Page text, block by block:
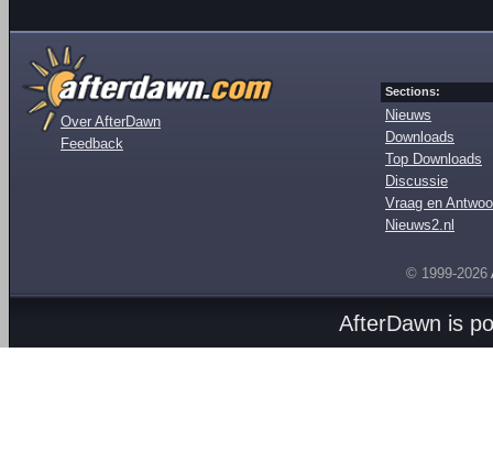
Over AfterDawn
Feedback
Sections:
Nieuws
Downloads
Top Downloads
Discussie
Vraag en
Nieuws2.nl
© 1999-2026
AfterDawn is